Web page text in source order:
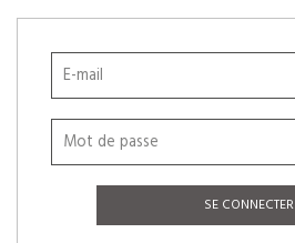
SE CONNECTER